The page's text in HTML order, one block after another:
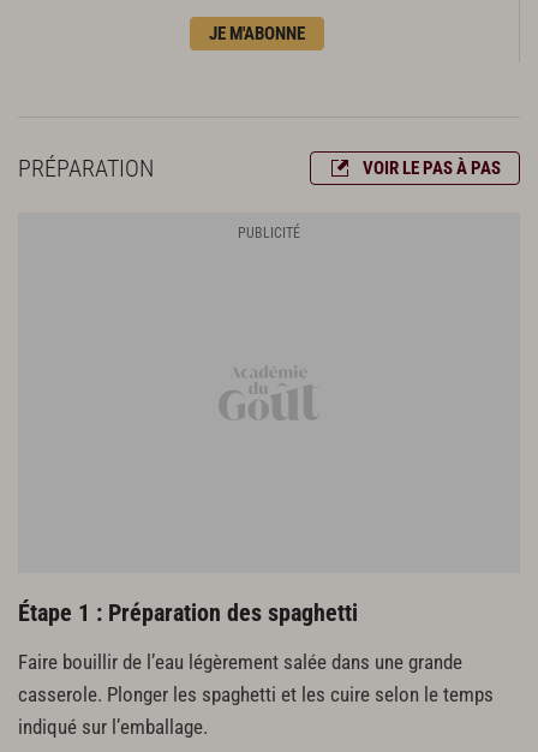
JE M'ABONNE
PRÉPARATION VOIR LE PAS À PAS
Étape 1 : Préparation des spaghetti
Faire bouillir de l’eau légèrement salée dans une grande
casserole. Plonger les spaghetti et les cuire selon le temps
indiqué sur l’emballage.